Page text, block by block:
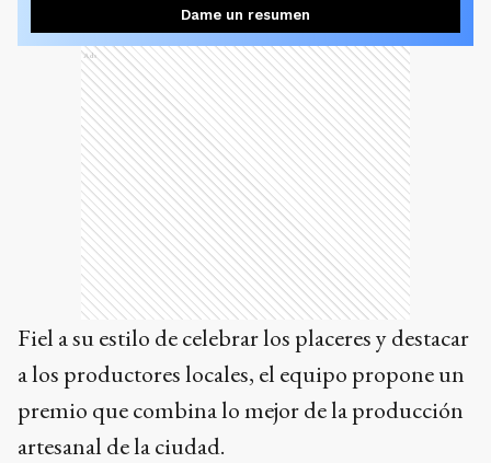
Dame un resumen
Ads
Fiel a su estilo de celebrar los placeres y destacar
a los productores locales, el equipo propone un
premio que combina lo mejor de la producción
artesanal de la ciudad.